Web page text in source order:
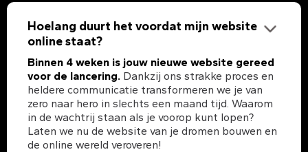
Hoelang duurt het voordat mijn website
online staat?
Binnen 4 weken is jouw nieuwe website gereed
voor de lancering. Dankzij ons strakke proces en
heldere communicatie transformeren we je van
zero naar hero in slechts een maand tijd. Waarom
in de wachtrij staan als je voorop kunt lopen?
Laten we nu de website van je dromen bouwen en
de online wereld veroveren!